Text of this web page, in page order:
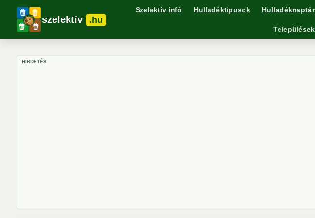
szelektív .hu
Szelektív infó Hulladéktípusok Hulladéknaptár
Települések
HIRDETÉS